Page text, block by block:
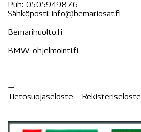
Puh: 0505949876
Sähköposti: info@bemariosat.fi
Bemarihuolto.fi
BMW-ohjelmointi.fi
—
Tietosuojaseloste – Rekisteriseloste